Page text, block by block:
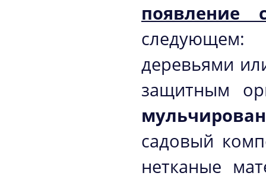
появление
деревьями
защитным
садовый
нетканые